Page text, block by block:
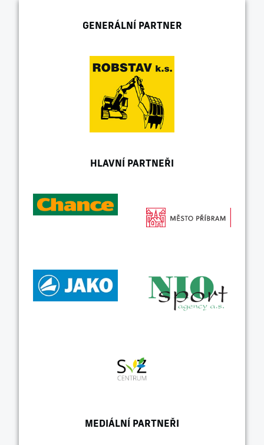
GENERÁLNÍ PARTNER
HLAVNÍ PARTNEŘI
MEDIÁLNÍ PARTNEŘI